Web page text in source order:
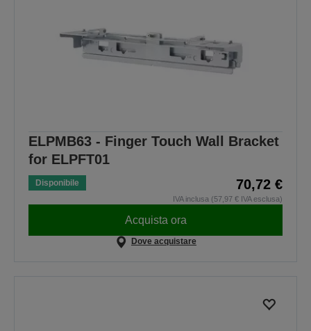
ELPMB63 - Finger Touch Wall Bracket
for ELPFT01
Disponibile 70,72 €
IVA inclusa (57,97 € IVA esclusa)
Acquista ora
Dove acquistare